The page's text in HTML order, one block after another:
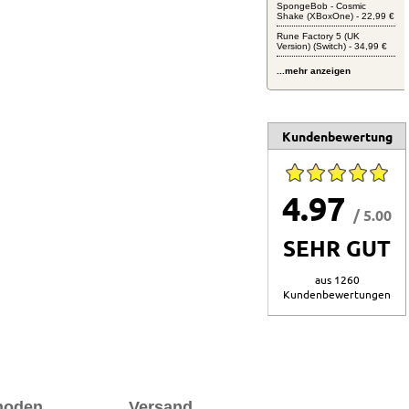
SpongeBob - Cosmic
Shake (XBoxOne) - 22,99 €
Rune Factory 5 (UK
Version) (Switch) - 34,99 €
...mehr anzeigen
Kundenbewertung
4.97 / 5.00
SEHR GUT
aus 1260
Kundenbewertungen